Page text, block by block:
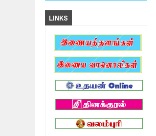
LINKS